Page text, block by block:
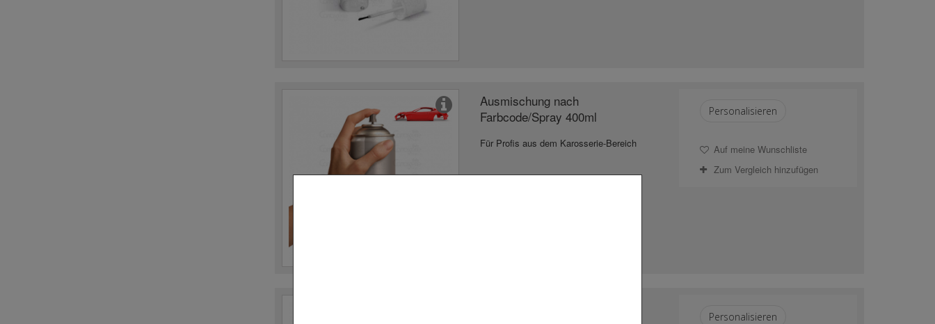
Ausmischung nach
Farbcode/Spray 400ml
Für Profis aus dem Karosserie-Bereich
Personalisieren
Auf meine Wunschliste
Zum Vergleich hinzufügen
Personalisieren